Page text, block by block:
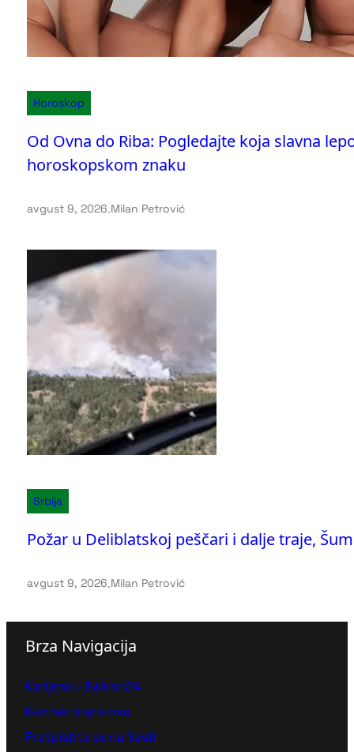
Horoskop
Od Ovna do Riba: Pogledajte koja slavna
horoskopskom znaku
avgust 9, 2026.Milan Petrović
Srbija
Požar u Deliblatskoj peščari i dalje traje,
avgust 9, 2026.Milan Petrović
Brza Navigacija
Karijera u Balkan24
Kontaktirajte nas
Pretplatite se na Vesti